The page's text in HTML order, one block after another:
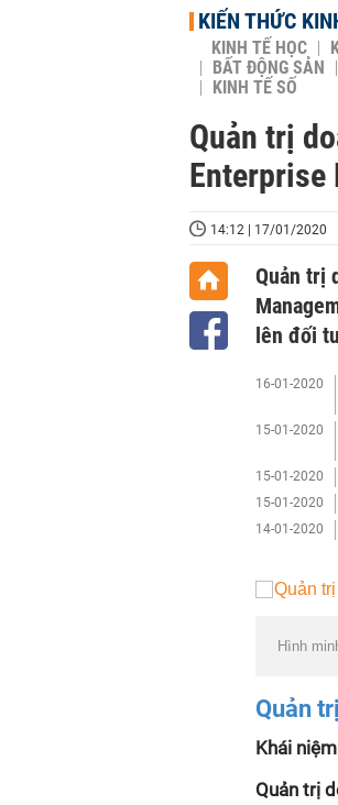
KIẾN THỨC
KINH TẾ HỌC
BẤT ĐỘNG SẢN
KINH TẾ SỐ
Quản trị
Enterprise
14:12 | 17/01/2020
Quản trị
lên đối
16-01-2020
15-01-2020
15-01-2020
15-01-2020
14-01-2020
Hình
Quản
Khái niệm
Quản trị